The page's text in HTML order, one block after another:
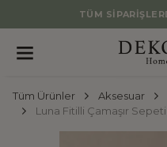
TÜM
Tüm Ürünler Aksesuar
Luna Fitilli Çamaşır